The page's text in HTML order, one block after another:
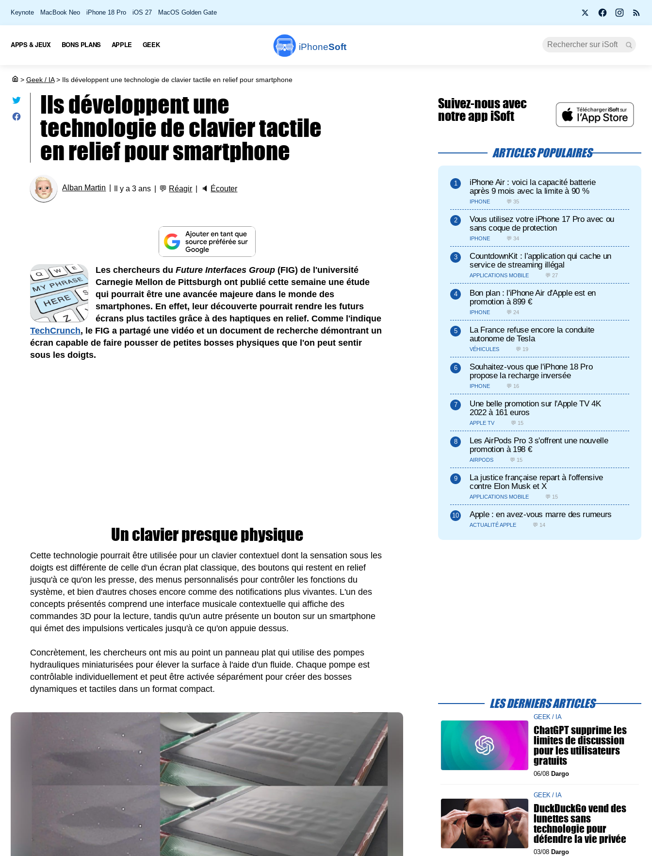
Keynote MacBook Neo iPhone 18 Pro iOS 27 MacOS Golden Gate
iPhoneSoft
APPS & JEUX BONS PLANS APPLE GEEK
> Geek / IA > Ils développent une technologie de clavier tactile en relief pour smartphone
Ils développent une
technologie de clavier tactile
en relief pour smartphone
Alban Martin Il y a 3 ans 💬 Réagir 🔈 Écouter
Les chercheurs duFuture Interfaces Group (FIG) de l'université
Carnegie Mellon de Pittsburgh ont publié cette semaine une étude
qui pourrait être une avancée majeure dans le monde des
smartphones. En effet, leur découverte pourrait rendre les futurs
écrans plus tactiles grâce à des haptiques en relief. Comme l'indique
TechCrunch, le FIG a partagé une vidéo et un document de recherche démontrant un
écran capable de faire pousser de petites bosses physiques que l'on peut sentir
sous les doigts.
Un clavier presque physique
Cette technologie pourrait être utilisée pour un clavier contextuel dont la sensation sous les
doigts est différente de celle d'un écran plat classique, des boutons qui restent en relief
jusqu'à ce qu'on les presse, des menus personnalisés pour contrôler les fonctions du
système, et bien d'autres choses encore comme des notifications plus vivantes. L'un des
concepts présentés comprend une interface musicale contextuelle qui affiche des
commandes 3D pour la lecture, tandis qu'un autre présente un bouton sur un smartphone
qui émet des impulsions verticales jusqu'à ce qu'on appuie dessus.
Concrètement, les chercheurs ont mis au point un panneau plat qui utilise des pompes
hydrauliques miniaturisées pour élever la surface à l'aide d'un fluide. Chaque pompe est
contrôlable individuellement et peut être activée séparément pour créer des bosses
dynamiques et tactiles dans un format compact.
Suivez-nous avec
notre app iSoft
ARTICLES POPULAIRES
iPhone Air : voici la capacité batterie
après 9 mois avec la limite à 90 %
IPHONE 💬 35
Vous utilisez votre iPhone 17 Pro avec ou
sans coque de protection
IPHONE 💬 34
CountdownKit : l’application qui cache un
service de streaming illégal
APPLICATIONS MOBILE 💬 27
Bon plan : l'iPhone Air d'Apple est en
promotion à 899 €
IPHONE 💬 24
La France refuse encore la conduite
autonome de Tesla
VÉHICULES 💬 19
Souhaitez-vous que l'iPhone 18 Pro
propose la recharge inversée
IPHONE 💬 16
Une belle promotion sur l'Apple TV 4K
2022 à 161 euros
APPLE TV 💬 15
Les AirPods Pro 3 s'offrent une nouvelle
promotion à 198 €
AIRPODS 💬 15
La justice française repart à l'offensive
contre Elon Musk et X
APPLICATIONS MOBILE 💬 15
Apple : en avez-vous marre des rumeurs
ACTUALITÉ APPLE 💬 14
LES DERNIERS ARTICLES
GEEK / IA
ChatGPT supprime les
limites de discussion
pour les utilisateurs
gratuits
06/08 Dargo
GEEK / IA
DuckDuckGo vend des
lunettes sans
technologie pour
défendre la vie privée
03/08 Dargo